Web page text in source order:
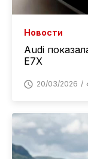
Новости
Audi
E7X
20/03/2026